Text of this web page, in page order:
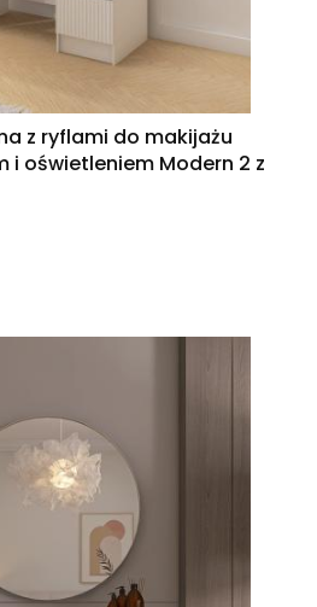
z ryflami do makijażu
i oświetleniem Modern 2 z